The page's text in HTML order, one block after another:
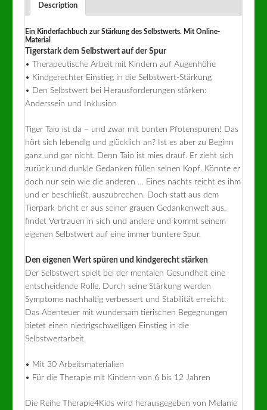
Description
Ein Kinderfachbuch zur Stärkung des Selbstwerts. Mit Online-
Material
Tigerstark dem Selbstwert auf der Spur
• Therapeutische Arbeit mit Kindern auf Augenhöhe
• Kindgerechter Einstieg in die Selbstwert-Stärkung
• Den Selbstwert bei Herausforderungen stärken:
Anderssein und Inklusion
Tiger Taio ist da – und zwar mit bunten Pfotenspuren! Das
hört sich lebendig und glücklich an? Ist es aber zu Beginn
ganz und gar nicht. Denn Taio ist mies drauf. Er zieht sich
zurück und dunkle Gedanken füllen seinen Kopf. Könnte er
doch nur sein wie die anderen … Eines nachts reicht es ihm
und er beschließt, auszubrechen. Doch statt aus dem
Tierpark bricht er aus seiner grauen Gedankenwelt aus,
findet Vertrauen in sich und andere und kommt seinem
eigenen Selbstwert auf eine immer buntere Spur.
Den eigenen Wert spüren und kindgerecht stärken
Der Selbstwert spielt bei der mentalen Gesundheit eine
entscheidende Rolle. Durch seine Stärkung werden
Symptome nachhaltig verbessert und Stabilität erreicht.
Das Abenteuer mit wundersam tierischen Begegnungen
bietet einen niedrigschwelligen Einstieg in die
Selbstwertarbeit.
• Mit 30 Arbeitsmaterialien
• Für die Therapie mit Kindern von 6 bis 12 Jahren
Die Reihe Therapie4Kids wird herausgegeben von Melanie